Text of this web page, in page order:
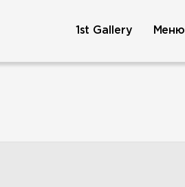
1st Gallery Меню